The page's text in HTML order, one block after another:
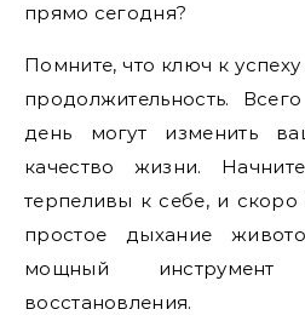
прямо сегодня?
Помните, что ключ к
продолжительность.
день могут изменить
качество жизни.
терпеливы к себе, и скоро
простое дыхание
мощный
восстановления.